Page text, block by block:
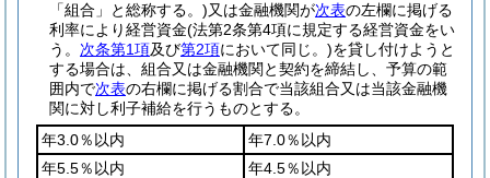
「組合」と総称する。)又は金融機関が次表の左欄に掲げる
利率により経営資金(法第2条第4項に規定する経営資金をい
う。 次条第1項及び第2項において同じ。)を貸し付けようと
する場合は、組合又は金融機関と契約を締結し、予算の範
囲内で次表の右欄に掲げる割合で当該組合又は当該金融機
関に対し利子補給を行うものとする。
年3.0％以内
年7.0％以内
年5.5％以内
年4.5％以内